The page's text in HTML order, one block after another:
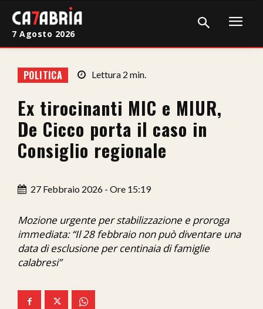
Cronaca
Giudiziaria
Politica
Attualità
Sanità
Economia
C7 Play
7 Agosto 2026
POLITICA Lettura 2 min.
Ex tirocinanti MIC e MIUR,
De Cicco porta il caso in
Consiglio regionale
27 Febbraio 2026 - Ore 15:19
Mozione urgente per stabilizzazione e proroga
immediata: “Il 28 febbraio non può diventare una
data di esclusione per centinaia di famiglie
calabresi”